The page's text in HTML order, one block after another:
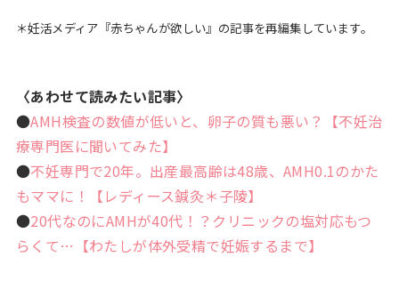
＊妊活メディア『赤ちゃんが欲しい』の記事を再編集しています。
〈あわせて読みたい記事〉
●AMH検査の数値が低いと、卵子の質も悪い？【不妊治
療専門医に聞いてみた】
●不妊専門で20年。出産最高齢は48歳、AMH0.1のかた
もママに！【レディース鍼灸＊子陵】
●20代なのにAMHが40代！？クリニックの塩対応もつ
らくて…【わたしが体外受精で妊娠するまで】